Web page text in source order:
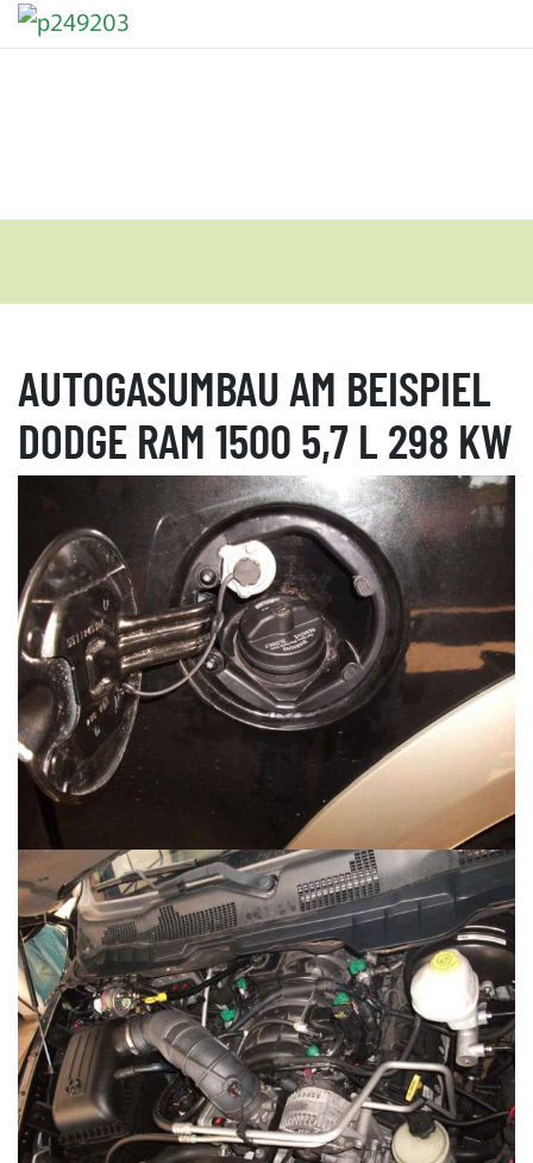
AUTOGASUMBAU AM BEISPIEL
DODGE RAM 1500 5,7 L 298 KW